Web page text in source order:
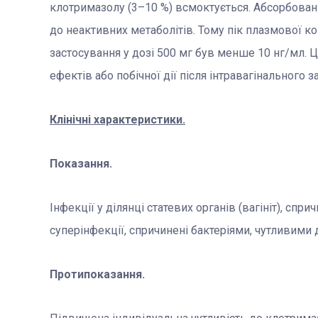
клотримазолу (3–10 %) всмоктується.
до неактивних метаболітів. Тому пік плазмової
застосування у дозі 500 мг був менше 10 нг/мл.
ефектів або побічної дії після
Клінічні характеристики.
Показання.
Інфекції у ділянці статевих органів (вагініт),
суперінфекції, спричинені бактеріями,
Протипоказання.